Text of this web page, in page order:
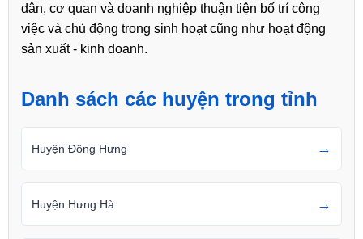
dân, cơ quan và doanh nghiệp thuận tiện bố trí công
việc và chủ động trong sinh hoạt cũng như hoạt động
sản xuất - kinh doanh.
Danh sách các huyện trong tỉnh
Huyện Đông Hưng →
Huyện Hưng Hà →